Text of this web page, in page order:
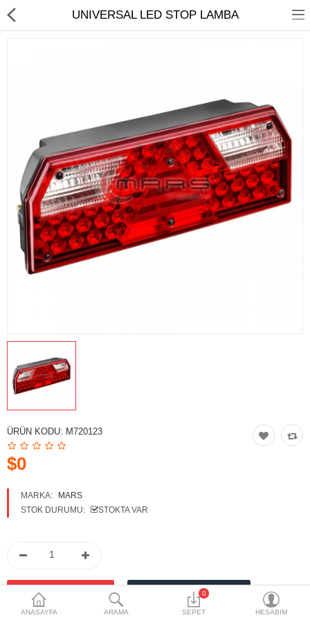
Anasayfa
Araç Aydınlatma
Körükler
Amortisor
İletişim
Tüm Ürünler
ANASAYFA ARAMA
0
SEPET HESABIM
UNIVERSAL LED STOP LAMBA
ÜRÜN KODU: M720123
$0
MARKA:
MARS
STOK DURUMU:
STOKTA VAR